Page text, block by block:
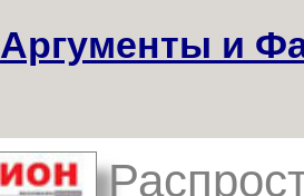
Аргументы и